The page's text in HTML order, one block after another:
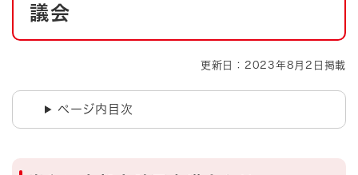
やさしい日本語
議会
更新日：2023年8月2日掲載
ページ内目次